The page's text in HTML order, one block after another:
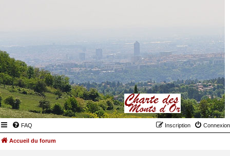
FAQ Connexion
Inscription
Accueil du forum